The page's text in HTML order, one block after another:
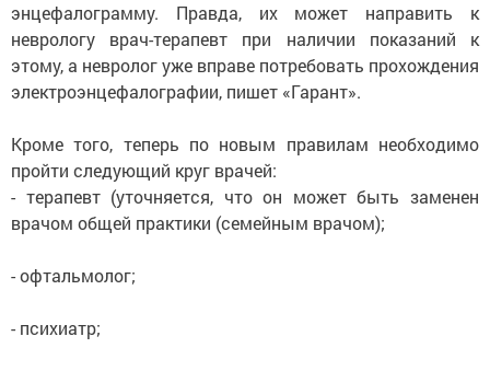
энцефалограмму. Правда, их может направить к
неврологу врач-терапевт при наличии показаний к
этому, а невролог уже вправе потребовать прохождения
электроэнцефалографии, пишет «Гарант».
Кроме того, теперь по новым правилам необходимо
пройти следующий круг врачей:
- терапевт (уточняется, что он может быть заменен
врачом общей практики (семейным врачом);
- офтальмолог;
- психиатр;